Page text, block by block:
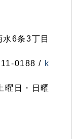
6条3丁目
0188 / k
曜日・日曜